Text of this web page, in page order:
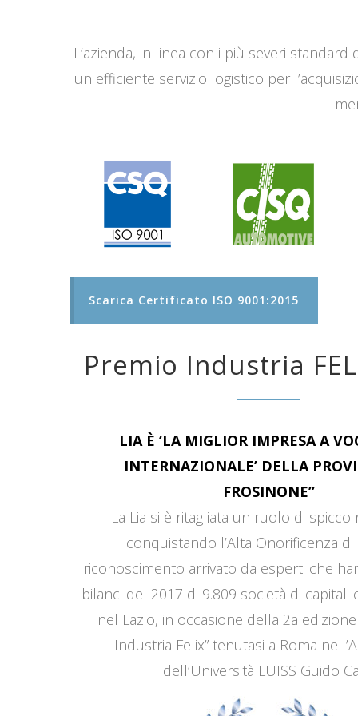
L’azienda, in linea con i più severi
un efficiente servizio logistico per
Scarica Certificato ISO 9001:2015
Premio Industria
LIA È ‘LA MIGLIOR IMPRESA A
INTERNAZIONALE’ DELLA
FROSINONE”
La Lia si è ritagliata un ruolo di
conquistando l’Alta Onorificenza di
riconoscimento arrivato da esperti che
bilanci del 2017 di 9.809 società di capitali
nel Lazio, in occasione della 2a
Industria Felix” tenutasi a Roma
dell’Università LUISS Guido